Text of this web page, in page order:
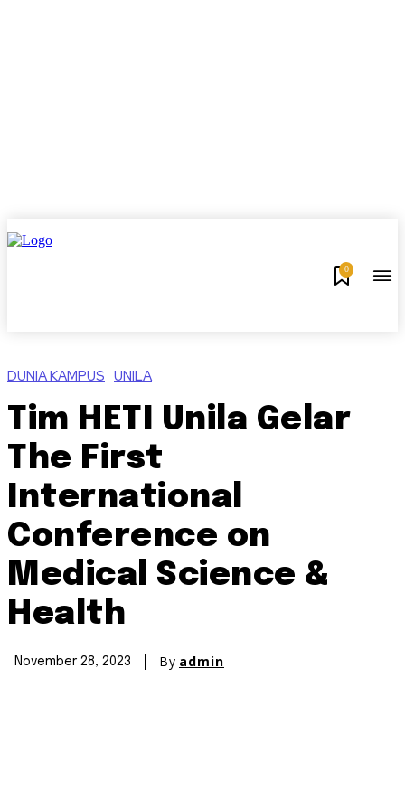
0
DUNIA KAMPUS UNILA
Tim HETI Unila Gelar
The First
International
Conference on
Medical Science &
Health
November 28, 2023 By admin